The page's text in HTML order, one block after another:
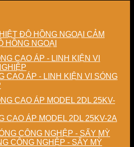
chất
lượng
phẩm
CẢM
HỒNG NGOẠI
CAO ÁP - LINH KIỆN VI SÓNG
CAO ÁP MODEL 2DL 25KV-2A
CÔNG NGHỆP - SẤY MỲ